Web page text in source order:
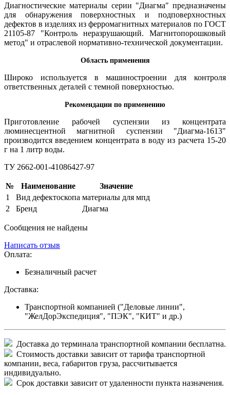
Диагностические материалы серии "Диагма" предназначены
для обнаружения поверхностных и подповерхностных
дефектов в изделиях из ферромагнитных материалов по ГОСТ
21105-87 "Контроль неразрушающий. Магнитопорошковый
метод" и отраслевой нормативно-технической документации.
Область применения
Широко используется в машиностроении для контроля
ответственных деталей с темной поверхностью.
Рекомендации по применению
Приготовление рабочей суспензии из концентрата
люминесцентной магнитной суспензии "Диагма-1613"
производится введением концентрата в воду из расчета 15-20
г на 1 литр воды.
ТУ 2662-001-41086427-97
№ Наименование
Значение
1
Вид дефектоскопа материалы для мпд
2
Бренд Диагма
Сообщения не найдены
Написать отзыв
Оплата:
Безналичный расчет
Доставка:
Транспортной компанией ("Деловые линии",
"ЖелДорЭкспедиция", "ПЭК", "КИТ" и др.)
Доставка до терминала транспортной компании бесплатна.
Стоимость доставки зависит от тарифа транспортной
компании, веса, габаритов груза, рассчитывается
индивидуально.
Срок доставки зависит от удаленности пункта назначения.